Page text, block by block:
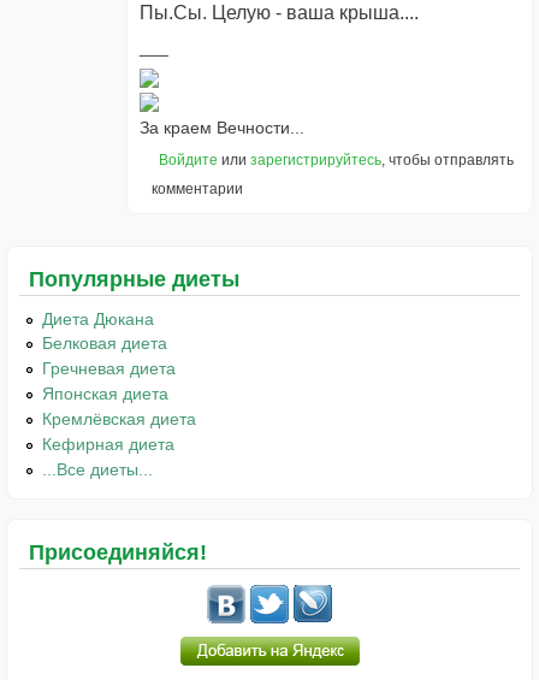
Пы.Сы. Целую - ваша крыша....
За краем Вечности...
Войдите или зарегистрируйтесь , чтобы отправлять
комментарии
Популярные диеты
Диета Дюкана
Белковая диета
Гречневая диета
Японская диета
Кремлёвская диета
Кефирная диета
...Все диеты...
Присоединяйся!